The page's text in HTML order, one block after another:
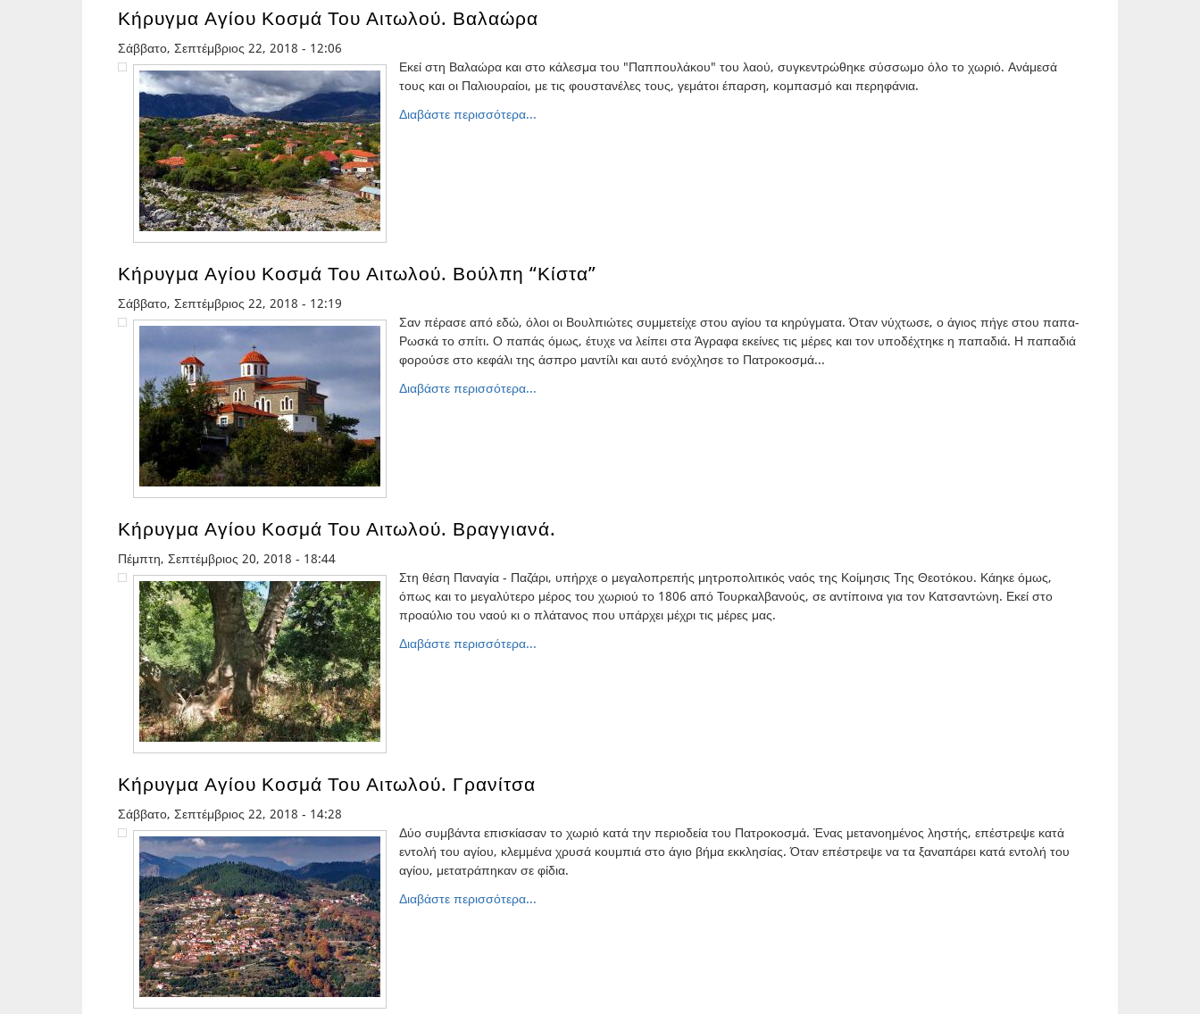
Κήρυγμα Αγίου Κοσμά Του Αιτωλού. Βαλαώρα
Σάββατο, Σεπτέμβριος 22, 2018 - 12:06
Εκεί στη Βαλαώρα και στο κάλεσμα του "Παππουλάκου" του λαού, συγκεντρώθηκε σύσσωμο όλο το χωριό. Ανάμεσά
τους και οι Παλιουραίοι, με τις φουστανέλες τους, γεμάτοι έπαρση, κομπασμό και περηφάνια.
Διαβάστε περισσότερα...
Κήρυγμα Αγίου Κοσμά Του Αιτωλού. Βούλπη “Κίστα”
Σάββατο, Σεπτέμβριος 22, 2018 - 12:19
Σαν πέρασε από εδώ, όλοι οι Βουλπιώτες συμμετείχε στου αγίου τα κηρύγματα. Όταν νύχτωσε, ο άγιος πήγε στου παπα-
Ρωσκά το σπίτι. Ο παπάς όμως, έτυχε να λείπει στα Άγραφα εκείνες τις μέρες και τον υποδέχτηκε η παπαδιά. Η παπαδιά
φορούσε στο κεφάλι της άσπρο μαντίλι και αυτό ενόχλησε το Πατροκοσμά...
Διαβάστε περισσότερα...
Κήρυγμα Αγίου Κοσμά Του Αιτωλού. Βραγγιανά.
Πέμπτη, Σεπτέμβριος 20, 2018 - 18:44
Στη θέση Παναγία - Παζάρι, υπήρχε ο μεγαλοπρεπής μητροπολιτικός ναός της Κοίμησις Της Θεοτόκου. Κάηκε όμως,
όπως και το μεγαλύτερο μέρος του χωριού το 1806 από Τουρκαλβανούς, σε αντίποινα για τον Κατσαντώνη. Εκεί στο
προαύλιο του ναού κι ο πλάτανος που υπάρχει μέχρι τις μέρες μας.
Διαβάστε περισσότερα...
Κήρυγμα Αγίου Κοσμά Του Αιτωλού. Γρανίτσα
Σάββατο, Σεπτέμβριος 22, 2018 - 14:28
Δύο συμβάντα επισκίασαν το χωριό κατά την περιοδεία του Πατροκοσμά. Ένας μετανοημένος ληστής, επέστρεψε κατά
εντολή του αγίου, κλεμμένα χρυσά κουμπιά στο άγιο βήμα εκκλησίας. Όταν επέστρεψε να τα ξαναπάρει κατά εντολή του
αγίου, μετατράπηκαν σε φίδια.
Διαβάστε περισσότερα...